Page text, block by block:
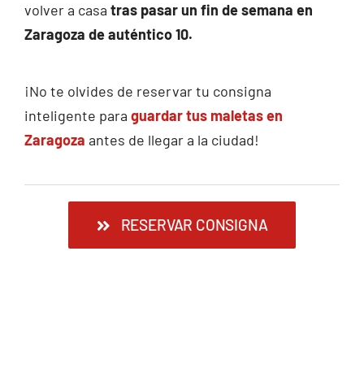
volver a casa tras pasar un fin de semana en
Zaragoza de auténtico 10.
¡No te olvides de reservar tu consigna
inteligente para guardar tus maletas en
Zaragoza antes de llegar a la ciudad!
RESERVAR CONSIGNA